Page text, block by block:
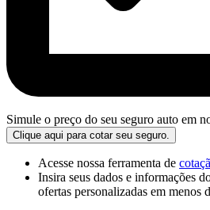
Simule o preço do seu seguro auto em
Clique aqui para cotar seu seguro.
Acesse nossa ferramenta de
Insira seus dados e informações
ofertas personalizadas em menos